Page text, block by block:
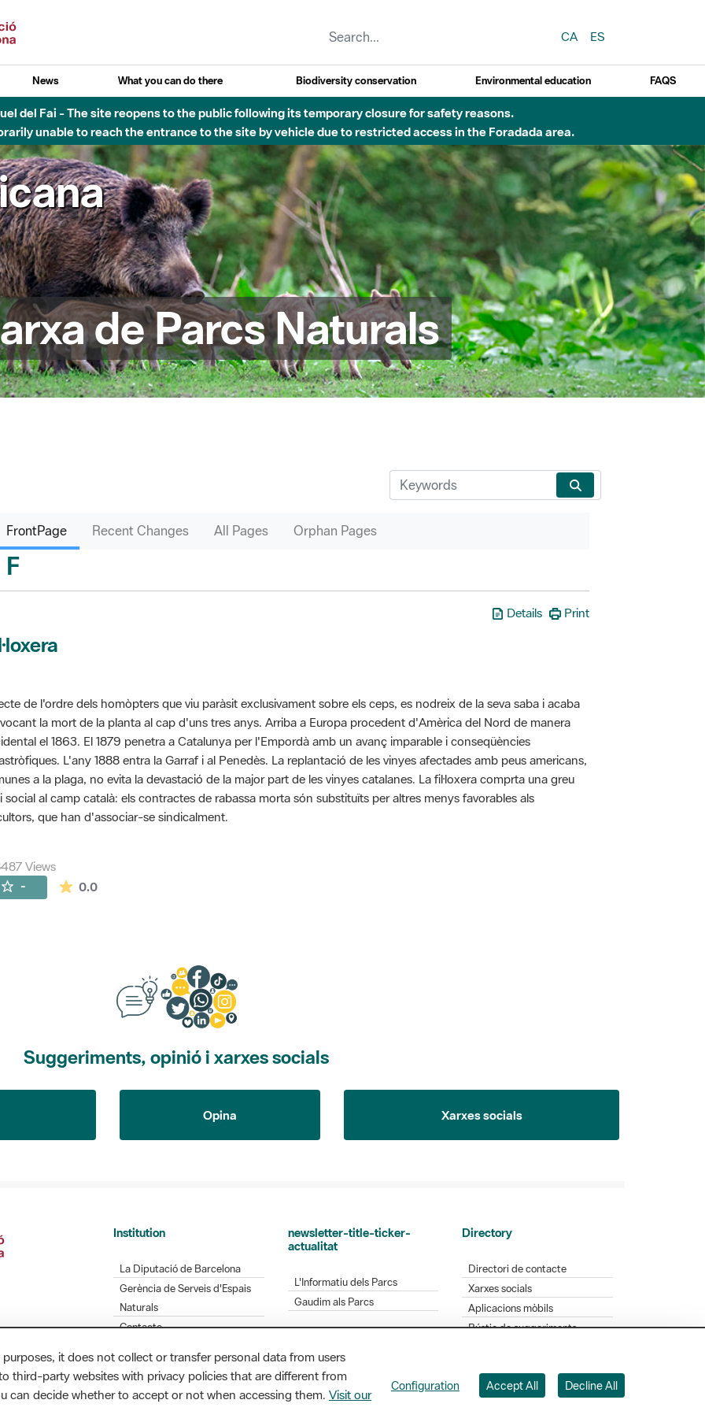
CA
ES
News What you can do there Biodiversity conservation Environmental education FAQS
del Fai - The site reopens to the public following its temporary closure for safety reasons.
unable to reach the entrance to the site by vehicle due to restricted access in the Foradada area.
de Parcs Naturals
FrontPage Recent Changes All Pages Orphan Pages
F
Details Print
de l'ordre dels homòpters que viu paràsit exclusivament sobre els ceps, es nodreix de la seva saba i acaba
la mort de la planta al cap d'uns tres anys. Arriba a Europa procedent d'Amèrica del Nord de manera
el 1863. El 1879 penetra a Catalunya per l'Empordà amb un avanç imparable i conseqüències
L'any 1888 entra la Garraf i al Penedès. La replantació de les vinyes afectades amb peus americans,
a la plaga, no evita la devastació de la major part de les vinyes catalanes. La fil·loxera comprta una greu
social al camp català: els contractes de rabassa morta són substituïts per altres menys favorables als
que han d'associar-se sindicalment.
Views
- 0.0The average rating is 0 stars out of 5.
Suggeriments, opinió i xarxes socials
Opina Xarxes socials
Institution
La Diputació de Barcelona
Gerència de Serveis d'Espais
Naturals
Contacte
newsletter-title-ticker-
actualitat
L'Informatiu dels Parcs
Gaudim als Parcs
Directory
Directori de contacte
Xarxes socials
Aplicacions mòbils
Bústia de suggeriments
Diputació de Barcelona. Edifici Llacuna, 1a planta. Badajoz, 49. 08005 Barcelona. Tel. 934 022 428
it does not collect or transfer personal data from users
third-party websites with privacy policies that are different from
can decide whether to accept or not when accessing them. Visit our
Configuration Accept All Decline All